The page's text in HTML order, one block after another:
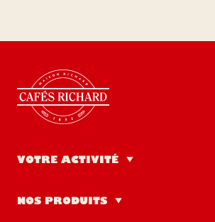
VOTRE ACTIVITÉ
NOS PRODUITS